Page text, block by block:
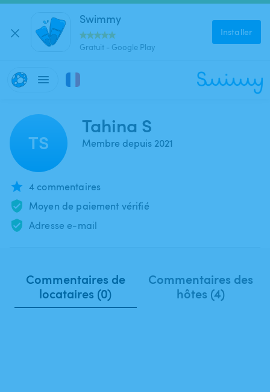
Swimmy
Gratuit - Google Play
Installer
TS
Tahina S
Membre depuis 2021
4 commentaires
Moyen de paiement vérifié
Adresse e-mail
Commentaires de
locataires (0)
Commentaires des
hôtes (4)